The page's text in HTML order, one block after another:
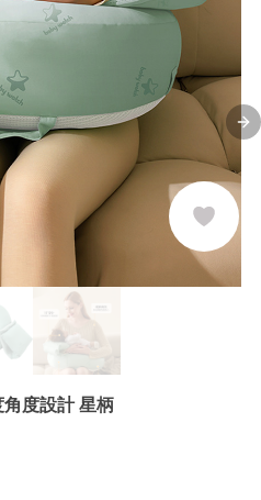
度設計 星柄